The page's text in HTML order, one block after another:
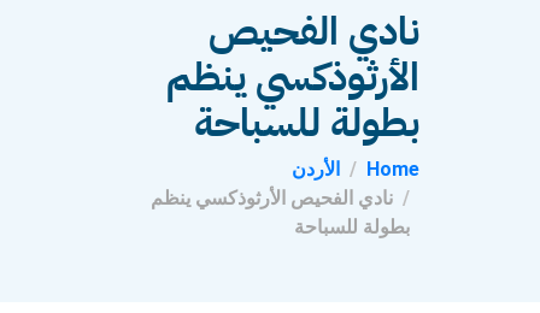
نادي الفحيص
الأرثوذكسي ينظم
بطولة للسباحة
Home
الأردن
نادي الفحيص الأرثوذكسي ينظم
بطولة للسباحة